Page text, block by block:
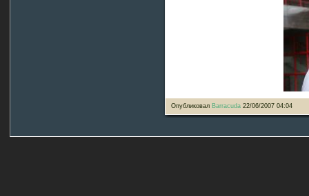
Опубликовал Barracuda 22/06/2007 04:04